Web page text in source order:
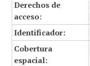
Derechos de
acceso:
Identificador:
Cobertura
espacial: